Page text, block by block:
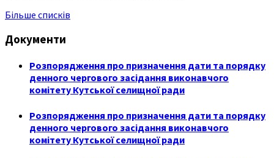
Більше списків
Документи
Розпорядження про призначення дати та порядку
денного чергового засідання виконавчого
комітету Кутської селищної ради
Розпорядження про призначення дати та порядку
денного чергового засідання виконавчого
комітету Кутської селищної ради